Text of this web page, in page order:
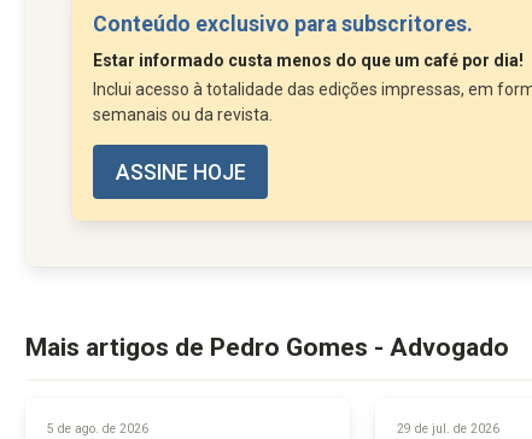
Conteúdo exclusivo para subscritores.
Estar informado custa menos do que um café por dia!
Inclui acesso à totalidade das edições impressas, em
semanais ou da revista.
ASSINE HOJE
Mais artigos de Pedro Gomes - Advogado
5 de ago. de 2026 29 de jul. de 2026